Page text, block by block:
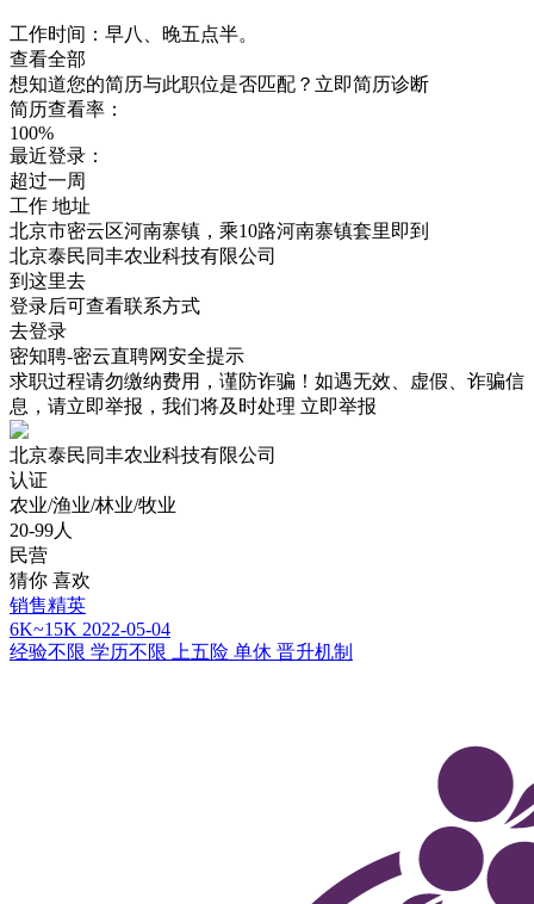
工作时间：早八、晚五点半。
查看全部
想知道您的简历与此职位是否匹配？立即简历诊断
简历查看率：
100%
最近登录：
超过一周
工作 地址
北京市密云区河南寨镇，乘10路河南寨镇套里即到
北京泰民同丰农业科技有限公司
到这里去
登录后可查看联系方式
去登录
密知聘-密云直聘网安全提示
求职过程请勿缴纳费用，谨防诈骗！如遇无效、虚假、诈骗信
息，请立即举报，我们将及时处理 立即举报
北京泰民同丰农业科技有限公司
认证
农业/渔业/林业/牧业
20-99人
民营
猜你 喜欢
销售精英
6K~15K 2022-05-04
经验不限 学历不限 上五险 单休 晋升机制